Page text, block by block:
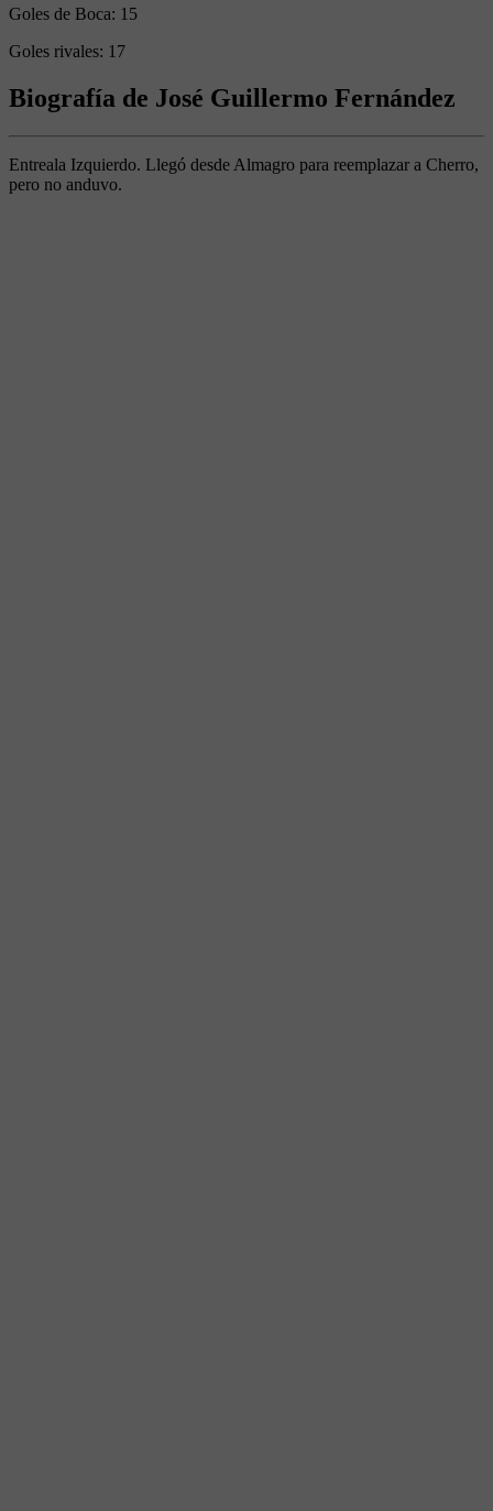
Goles de Boca: 15
Goles rivales: 17
Biografía de José Guillermo Fernández
Entreala Izquierdo. Llegó desde Almagro para reemplazar a Cherro,
pero no anduvo.